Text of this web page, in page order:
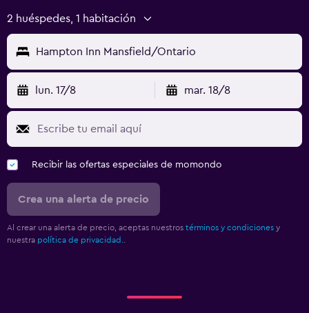
2 huéspedes, 1 habitación
Hampton Inn Mansfield/Ontario
lun. 17/8 mar. 18/8
Recibir las ofertas especiales de momondo
Crea una alerta de precio
Al crear una alerta de precio, aceptas nuestros términos y condiciones y
nuestra política de privacidad.